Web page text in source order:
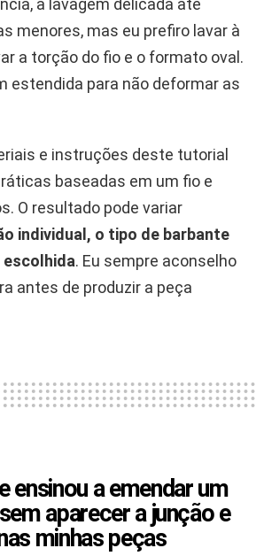
a lavagem delicada até
menores, mas eu prefiro lavar à
a torção do fio e o formato oval.
estendida para não deformar as
e instruções deste tutorial
baseadas em um fio e
O resultado pode variar
individual, o tipo de barbante
escolhida. Eu sempre aconselho
antes de produzir a peça
ensinou a emendar um
aparecer a junção e
minhas peças